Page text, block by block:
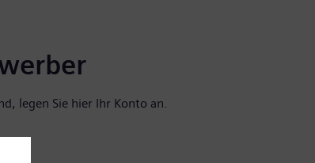
legen Sie hier Ihr Konto an.